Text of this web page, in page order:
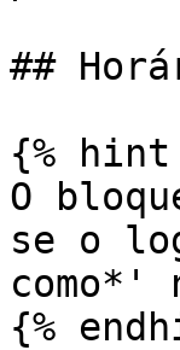
##
{%
O
se o
como*'
{%